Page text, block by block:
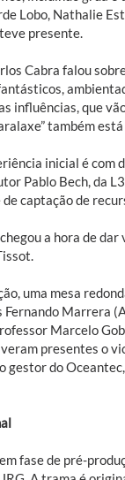
Lobo, Nathalie
presente.
Cabra falou
influências, que
também
inicial é com
Pablo Bech, da
de captação de
a hora de
uma mesa
Marrera
Marcelo
presentes o
gestor do
fase de pré-